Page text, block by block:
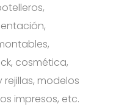
cosmética,
modelos
impresos, etc.